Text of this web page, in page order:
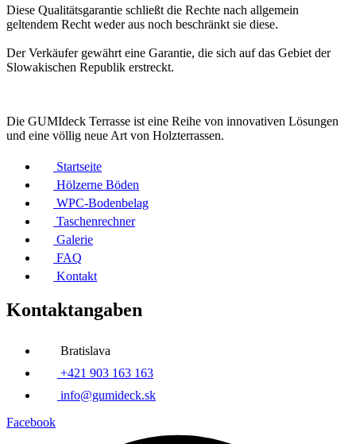
Diese Qualitätsgarantie schließt die Rechte nach allgemein
geltendem Recht weder aus noch beschränkt sie diese.
Der Verkäufer gewährt eine Garantie, die sich auf das Gebiet der
Slowakischen Republik erstreckt.
Die GUMIdeck Terrasse ist eine Reihe von innovativen Lösungen
und eine völlig neue Art von Holzterrassen.
Startseite
Hölzerne Böden
WPC-Bodenbelag
Taschenrechner
Galerie
FAQ
Kontakt
Kontaktangaben
Bratislava
+421 903 163 163
info@gumideck.sk
Facebook